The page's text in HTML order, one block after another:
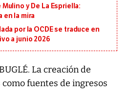
y De La Espriella:
la mira
por la OCDE se traduce en
a junio 2026
La creación de
fuentes de ingresos